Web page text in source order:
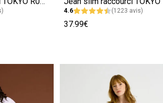
4.6 (1223 avis)
37.99€